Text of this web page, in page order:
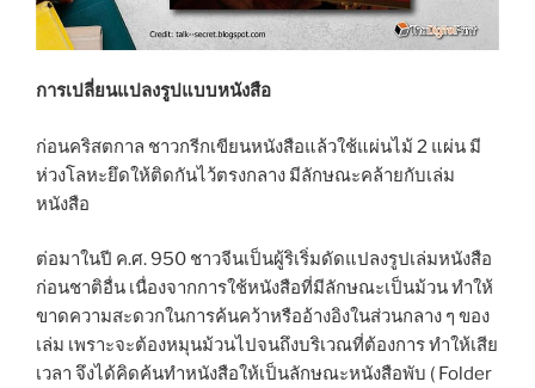
การเปลี่ยนแปลงรูปแบบหนังสือ
ก่อนคริสตกาล ชาวกรีกเขียนหนังสือแล้วใช้แผ่นไม้ 2 แผ่น มี
ห่วงโลหะยึดให้ติดกันไว้ตรงกลาง มีลักษณะคล้ายกับเล่ม
หนังสือ
ต่อมาในปี ค.ศ. 950 ชาวจีนเป็นผู้ริเริ่มดัดแปลงรูปเล่มหนังสือ
ก่อนชาติอื่น เนื่องจากการใช้หนังสือที่มีลักษณะเป็นม้วน ทำให้
ขาดความสะดวกในการค้นคว้าหรืออ้างอิงในส่วนกลาง ๆ ของ
เล่ม เพราะจะต้องหมุนม้วนไปจนถึงบริเวณที่ต้องการ ทำให้เสีย
เวลา จึงได้คิดค้นทำหนังสือให้เป็นลักษณะหนังสือพับ ( Folder